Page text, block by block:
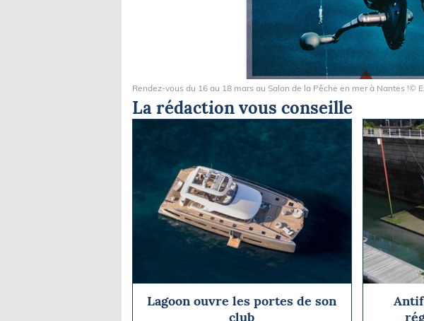
Rendez-vous du 16 au 18 mars au Salon de la Pêche en mer à Nantes !©
La rédaction vous conseille
Lagoon ouvre les portes de son
club